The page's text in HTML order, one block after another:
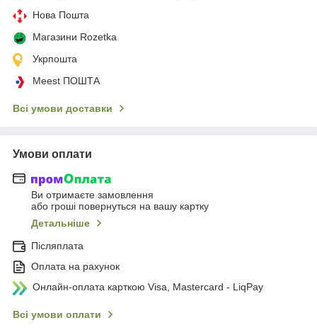
Нова Пошта
Магазини Rozetka
Укрпошта
Meest ПОШТА
Всі умови доставки
Умови оплати
Ви отримаєте замовлення
або гроші повернуться на вашу картку
Детальніше
Післяплата
Оплата на рахунок
Онлайн-оплата карткою Visa, Mastercard - LiqPay
Всі умови оплати